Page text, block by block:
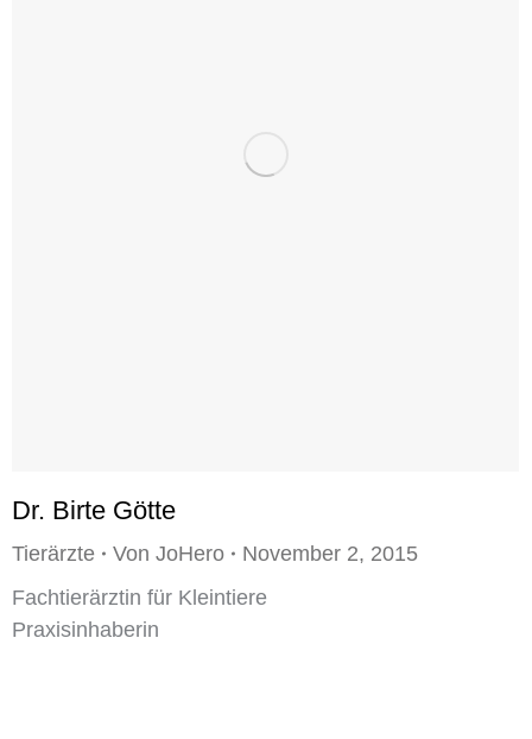
Dr. Birte Götte
Tierärzte Von JoHero
November 2, 2015
Fachtierärztin für Kleintiere
Praxisinhaberin